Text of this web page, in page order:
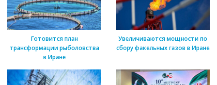
Готовится план
трансформации рыболовства
в Иране
Увеличиваются мощности по
сбору факельных газов в Иране